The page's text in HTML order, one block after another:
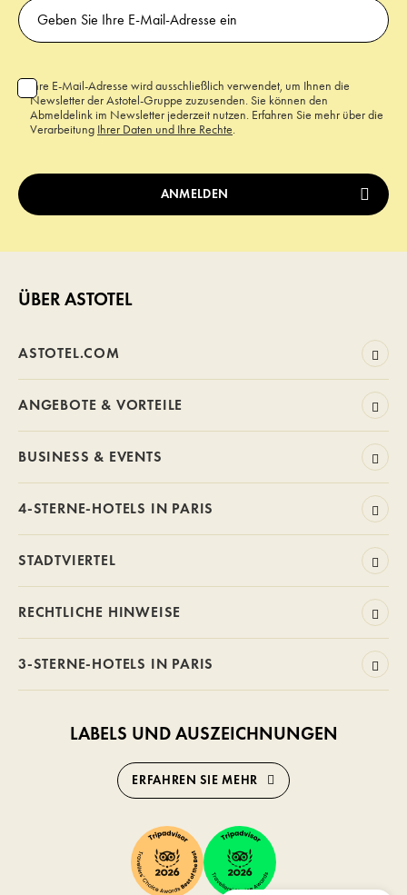
Ihre E-Mail-Adresse wird ausschließlich verwendet, um Ihnen die
Newsletter der Astotel-Gruppe zuzusenden. Sie können den
Abmeldelink im Newsletter jederzeit nutzen. Erfahren Sie mehr über die
Verarbeitung Ihrer Daten und Ihre Rechte.
ÜBER ASTOTEL
ASTOTEL.COM
ANGEBOTE & VORTEILE
BUSINESS & EVENTS
4-STERNE-HOTELS IN PARIS
STADTVIERTEL
RECHTLICHE HINWEISE
3-STERNE-HOTELS IN PARIS
LABELS UND AUSZEICHNUNGEN
ERFAHREN SIE MEHR